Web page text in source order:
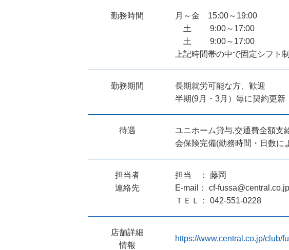
勤務時間
月～金 15:00～19:00
土 9:00～17:00
土 9:00～17:00
上記時間帯の中で固定シフ
勤務期間
長期就労可能な方、歓迎
半期(9月・3月）毎に契約更新
待遇
ユニホーム貸与,交通費全額支
会保険完備(勤務時間・日数に
担当者
連絡先
担当 ： 藤岡
E-mail： cf-fussa@central.co.jp
ＴＥＬ： 042-551-0228
店舗詳細
情報
https://www.central.co.jp/club/